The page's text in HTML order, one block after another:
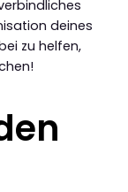
deines
zu helfen,